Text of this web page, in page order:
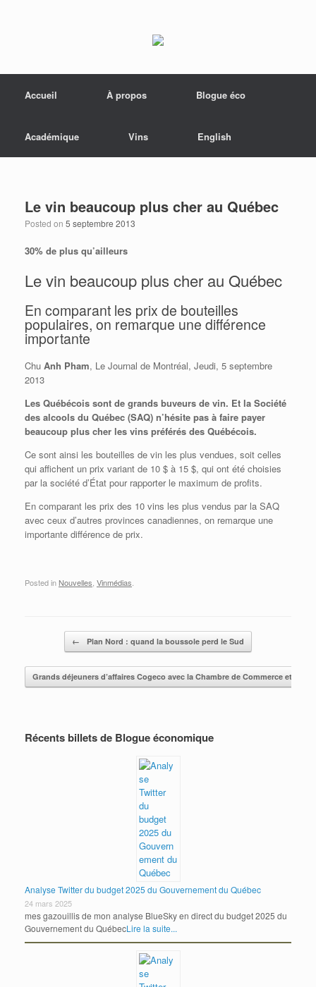
Accueil
À propos Blogue éco
Académique Vins English
Le vin beaucoup plus cher au Québec
Posted on 5 septembre 2013
30% de plus qu’ailleurs
Le vin beaucoup plus cher au Québec
En comparant les prix de bouteilles
populaires, on remarque une différence
importante
Chu Anh Pham, Le Journal de Montréal, Jeudi, 5 septembre
2013
Les Québécois sont de grands buveurs de vin. Et la Société
des alcools du Québec (SAQ) n’hésite pas à faire payer
beaucoup plus cher les vins préférés des Québécois.
Ce sont ainsi les bouteilles de vin les plus vendues, soit celles
qui affichent un prix variant de 10 $ à 15 $, qui ont été choisies
par la société d’État pour rapporter le maximum de profits.
En comparant les prix des 10 vins les plus vendus par la SAQ
avec ceux d’autres provinces canadiennes, on remarque une
importante différence de prix.
Posted in Nouvelles Vinmédias
Post navigation
← Plan Nord : quand la boussole perd le Sud
Grands déjeuners d’affaires Cogeco avec la Chambre de Commerce et
Récents billets de Blogue économique
Analyse Twitter du budget 2025 du Gouvernement du Québec
24 mars 2025
mes gazouillis de mon analyse BlueSky en direct du budget 2025 du
Gouvernement du QuébecLire la suite...